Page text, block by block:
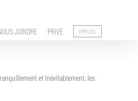
JOINDRE PRIVÉ EMPLOIS
et inévitablement, les